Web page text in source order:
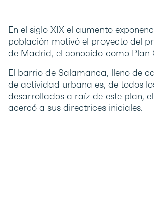
En el siglo XIX el aumento
población motivó el proyecto del
de Madrid, el conocido como Plan
El barrio de Salamanca, lleno de
de actividad urbana es, de todos
desarrollados a raíz de este plan,
acercó a sus directrices iniciales.